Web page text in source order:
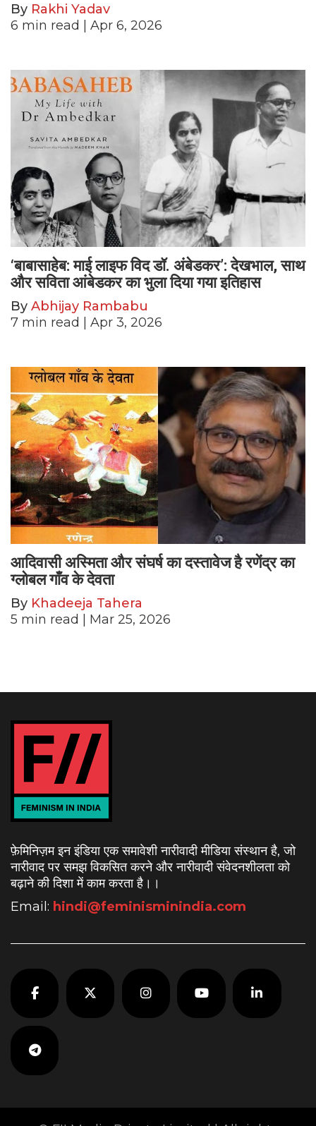
By Rakhi Yadav
6 min read | Apr 6, 2026
‘बाबासाहेब: माई लाइफ विद डॉ. अंबेडकर’: देखभाल, साथ
और सविता आंबेडकर का भुला दिया गया इतिहास
By Abhijay Rambabu
7 min read | Apr 3, 2026
आदिवासी अस्मिता और संघर्ष का दस्तावेज है रणेंद्र का
ग्लोबल गाँव के देवता
By Khadeeja Tahera
5 min read | Mar 25, 2026
फ़ेमिनिज़म इन इंडिया एक समावेशी नारीवादी मीडिया संस्थान है, जो
नारीवाद पर समझ विकसित करने और नारीवादी संवेदनशीलता को
बढ़ाने की दिशा में काम करता है। ।
Email: hindi@feminisminindia.com